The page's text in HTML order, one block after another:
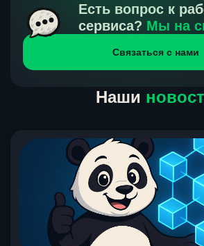
получения нами средств от тебя, а на
направлений курс, указанный на сайте,
окончательным. Если сомневаешься,
чат на сайте, мы поможем разобраться.
Есть вопрос к
сервиса? Мы на
Связаться с нами
Наши